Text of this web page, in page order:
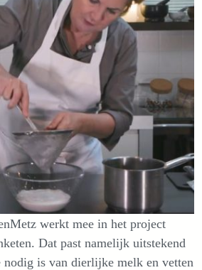
werkt mee in het project
Dat past namelijk uitstekend
nodig is van dierlijke melk en vetten